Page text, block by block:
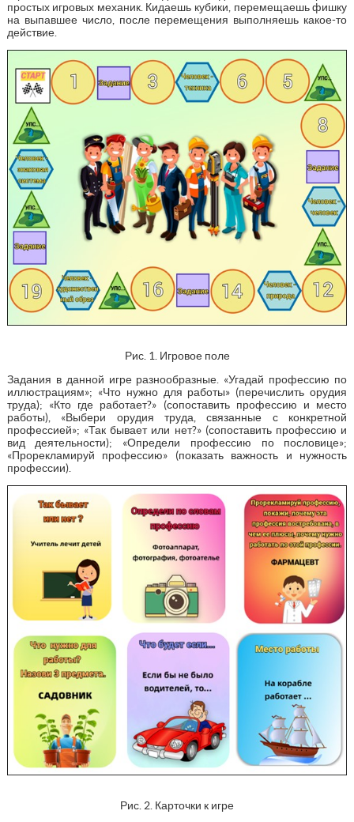
простых игровых механик. Кидаешь кубики, перемещаешь фишку
на выпавшее число, после перемещения выполняешь какое-то
действие.
Рис. 1. Игровое поле
Задания в данной игре разнообразные. «Угадай профессию по
иллюстрациям»; «Что нужно для работы» (перечислить орудия
труда); «Кто где работает?» (сопоставить профессию и место
работы), «Выбери орудия труда, связанные с конкретной
профессией»; «Так бывает или нет?» (сопоставить профессию и
вид деятельности); «Определи профессию по пословице»;
«Прорекламируй профессию» (показать важность и нужность
профессии).
Рис. 2. Карточки к игре